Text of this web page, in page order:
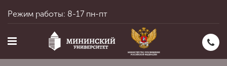
Режим работы: 8-17 пн-пт